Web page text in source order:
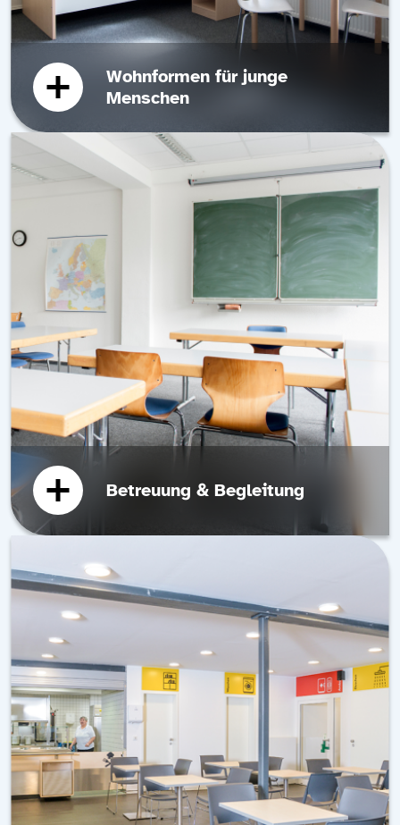
Wohnformen für junge
Menschen
Betreuung & Begleitung